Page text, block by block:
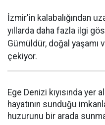
İzmir'in kalabalığından
yıllarda daha fazla ilgi
Gümüldür, doğal
çekiyor.
Ege Denizi kıyısında yer
hayatının sunduğu
huzurunu bir arada